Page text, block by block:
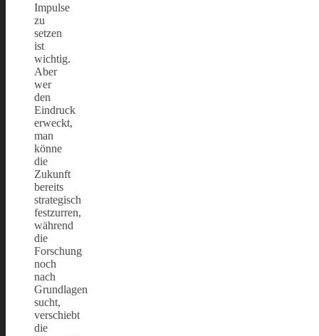
Impulse
zu
setzen
ist
wichtig.
Aber
wer
den
Eindruck
erweckt,
man
könne
die
Zukunft
bereits
strategisch
festzurren,
während
die
Forschung
noch
nach
Grundlagen
sucht,
verschiebt
die